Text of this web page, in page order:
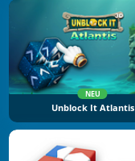
NEU
Unblock It Atlantis